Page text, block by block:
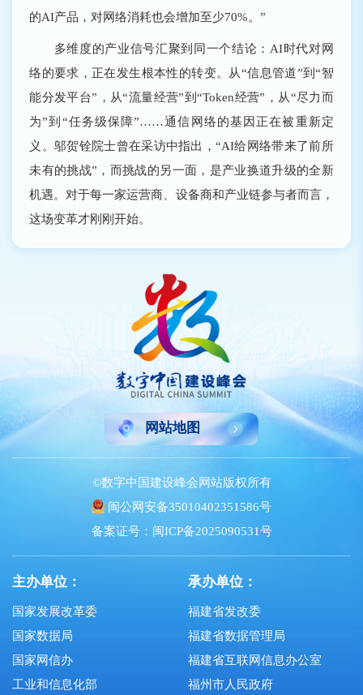
的AI产品，对网络消耗也会增加至少70%。”
多维度的产业信号汇聚到同一个结论：AI时代对网
络的要求，正在发生根本性的转变。从“信息管道”到“智
能分发平台”，从“流量经营”到“Token经营”，从“尽力而
为”到“任务级保障”……通信网络的基因正在被重新定
义。邬贺铨院士曾在采访中指出，“AI给网络带来了前所
未有的挑战”，而挑战的另一面，是产业换道升级的全新
机遇。对于每一家运营商、设备商和产业链参与者而言，
这场变革才刚刚开始。
网站地图
©数字中国建设峰会网站版权所有
闽公网安备35010402351586号
备案证号：闽ICP备2025090531号
主办单位：
国家发展改革委
国家数据局
国家网信办
工业和信息化部
承办单位：
福建省发改委
福建省数据管理局
福建省互联网信息办公室
福州市人民政府